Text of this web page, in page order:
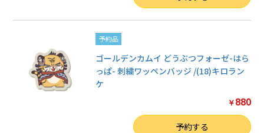
予約品
ゴールデンカムイ どうぶつフォーゼ-はら
っぱ- 刺繍ワッペンバッジ /(18)キロラン
ケ
￥ 880
予約する